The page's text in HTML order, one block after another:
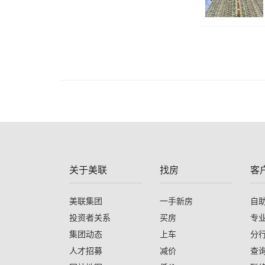
关于美联
美联集团
投资者关系
集团动态
人才招募
找房
一手新房
买房
上车
减价
客
自
专
分
查